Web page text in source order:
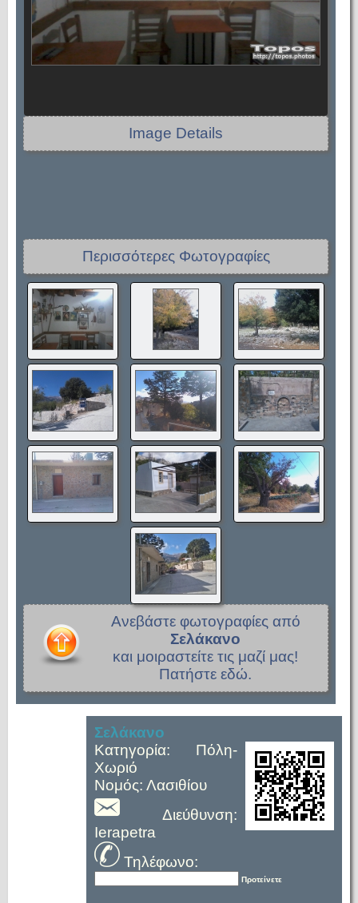
Image Details
Περισσότερες Φωτογραφίες
Ανεβάστε φωτογραφίες από
Σελάκανο
και μοιραστείτε τις μαζί μας!
Πατήστε εδώ.
Σελάκανο
Κατηγορία: Πόλη-
Χωριό
Νομός: Λασιθίου
Διεύθυνση:
Ierapetra
Τηλέφωνο:
Προτείνετε